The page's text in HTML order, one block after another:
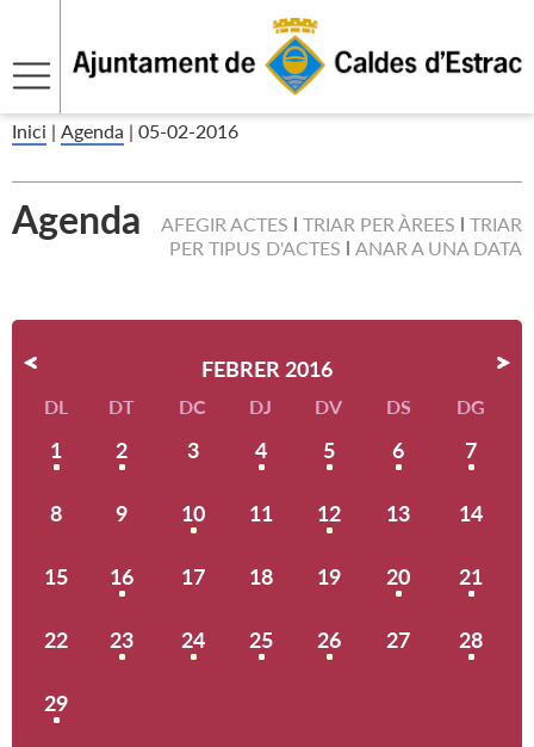
Inici | Agenda | 05-02-2016
Agenda AFEGIR ACTES TRIAR PER ÀREES
TRIAR
PER TIPUS D'ACTES
ANAR A UNA DATA
FEBRER 2016
DL DT DC DJ DV DS DG
1 2 3 4 5 6 7
8 9 10 11 12 13 14
15 16 17 18 19 20 21
22 23 24 25 26 27 28
29